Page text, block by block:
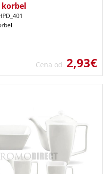
Cena od 2,93€